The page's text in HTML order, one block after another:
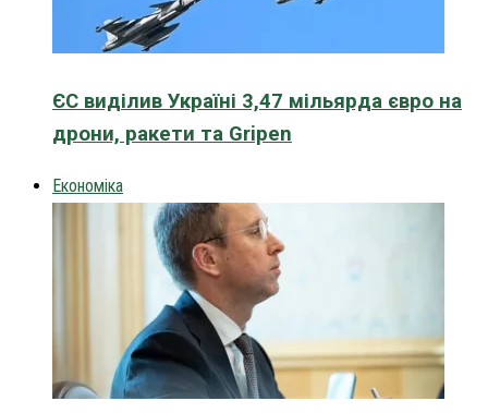
ЄС виділив Україні 3,47 мільярда євро на
дрони, ракети та Gripen
Економіка